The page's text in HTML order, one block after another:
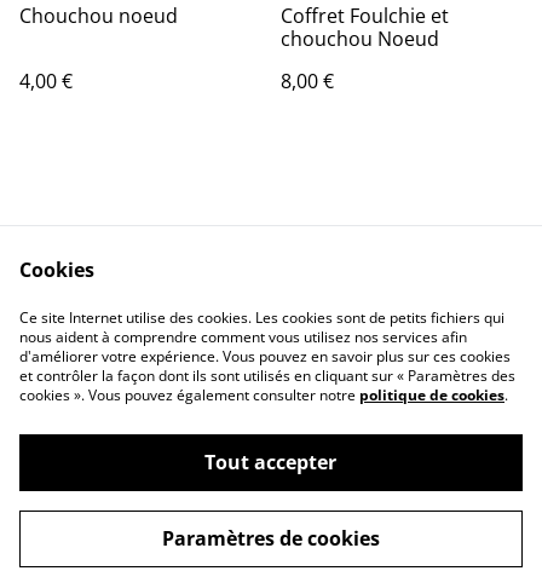
Chouchou noeud
4,00 €
Coffret Foulchie et
chouchou Noeud
8,00 €
Contact Us
Legal Terms
Privacy Policy
Cookie Policy
©2026aucoeurdesbebes
powered by
Cookies
Ce site Internet utilise des cookies. Les cookies sont de petits fichiers qui
nous aident à comprendre comment vous utilisez nos services afin
d'améliorer votre expérience. Vous pouvez en savoir plus sur ces cookies
et contrôler la façon dont ils sont utilisés en cliquant sur « Paramètres des
cookies ». Vous pouvez également consulter notre politique de cookies.
Tout accepter
Paramètres de cookies